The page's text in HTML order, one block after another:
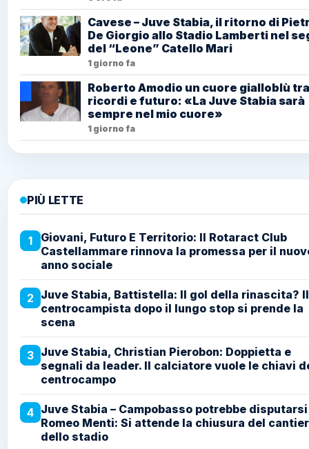
Cavese – Juve Stabia, il ritorno di
De Giorgio allo Stadio Lamberti nel
del “Leone” Catello Mari
1 giorno fa
Roberto Amodio un cuore gialloblù tra
ricordi e futuro: «La Juve Stabia sarà
sempre nel mio cuore»
1 giorno fa
PIÙ LETTE
1
Giovani, Futuro E Territorio: Il Rotaract Club
Castellammare rinnova la promessa per il
anno sociale
2 Juve Stabia, Battistella: Il gol della rinascita? Il
centrocampista dopo il lungo stop si prende la
scena
3 Juve Stabia, Christian Pierobon: Doppietta e
segnali da leader. Il calciatore vuole le chiavi
centrocampo
4 Juve Stabia – Campobasso potrebbe
Romeo Menti: Si attende la chiusura del
dello stadio